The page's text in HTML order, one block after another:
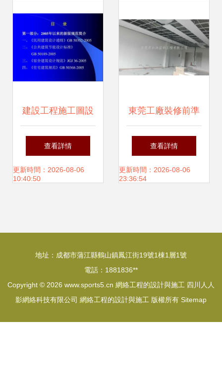
施工實踐
建設工程施工圖設
計審查技術講座 電
氣專業審圖要點與
查看詳情
更新時間：2026-08-06
10:40:50
東莞工廠裝修前準
備工作與網絡工程
的設計施工指南
查看詳情
更新時間：2026-08-06
23:36:54
地址：成都市蒲江縣鶴山鎮鳳江街19號1棟1層1號
電話：1881836**
Copyright © 2026 www.sports5.cn 網絡工程的設計與施工 四川人人
影網絡科技有限公司 網絡工程的設計與施工 版權所有 Sitemap